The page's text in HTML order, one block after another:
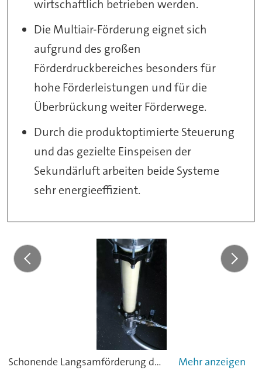
wirtschaftlich betrieben werden.
Die Multiair-Förderung eignet sich
aufgrund des großen
Förderdruckbereiches besonders für
hohe Förderleistungen und für die
Überbrückung weiter Förderwege.
Durch die produktoptimierte Steuerung
und das gezielte Einspeisen der
Sekundärluft arbeiten beide Systeme
sehr energieeffizient.
Schonende Langsamförderung durch zusätzliche Sekundärluft